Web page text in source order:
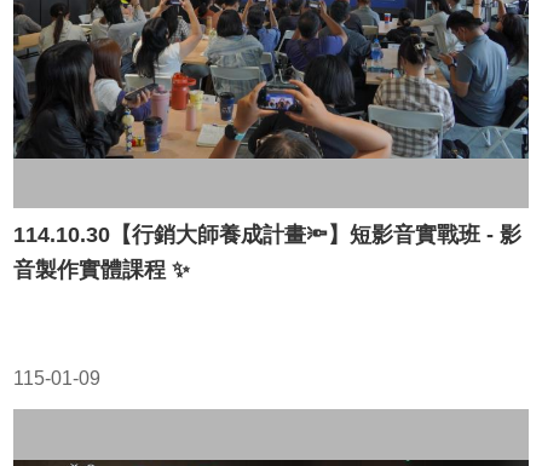
114.10.30【行銷大師養成計畫🔦】短影音實戰班 - 影
音製作實體課程 ✨
115-01-09